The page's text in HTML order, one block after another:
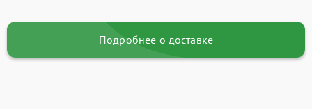
Подробнее о доставке